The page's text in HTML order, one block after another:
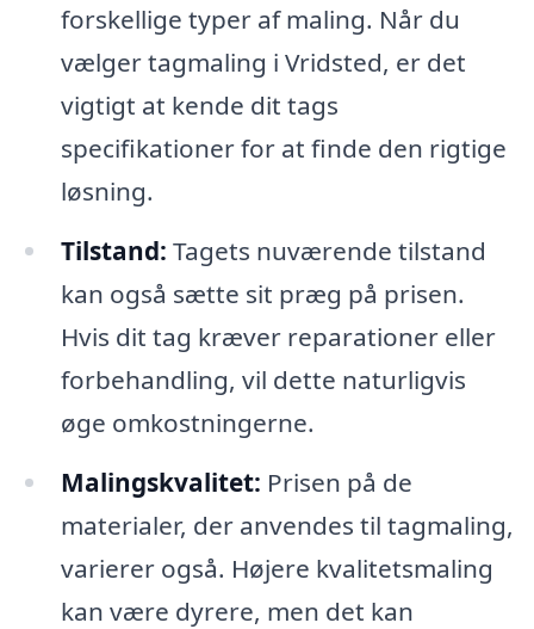
forskellige typer af maling. Når du
vælger tagmaling i Vridsted, er det
vigtigt at kende dit tags
specifikationer for at finde den rigtige
løsning.
Tilstand: Tagets nuværende tilstand
kan også sætte sit præg på prisen.
Hvis dit tag kræver reparationer eller
forbehandling, vil dette naturligvis
øge omkostningerne.
Malingskvalitet: Prisen på de
materialer, der anvendes til tagmaling,
varierer også. Højere kvalitetsmaling
kan være dyrere, men det kan